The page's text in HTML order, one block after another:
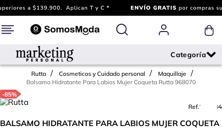
Rutta Cosmeticos y Cuidado personal
Maquillaje
Balsamo Hidratante Para Labios Mujer Coqueta Rutta 968070
-85%
Ref.777384
BALSAMO HIDRATANTE PARA LABIOS MUJER COQUETA